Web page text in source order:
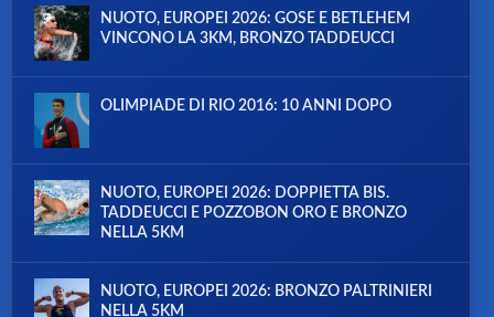
NUOTO, EUROPEI 2026: GOSE E BETLEHEM
VINCONO LA 3KM, BRONZO TADDEUCCI
OLIMPIADE DI RIO 2016: 10 ANNI DOPO
NUOTO, EUROPEI 2026: DOPPIETTA BIS.
TADDEUCCI E POZZOBON ORO E BRONZO
NELLA 5KM
NUOTO, EUROPEI 2026: BRONZO PALTRINIERI
NELLA 5KM